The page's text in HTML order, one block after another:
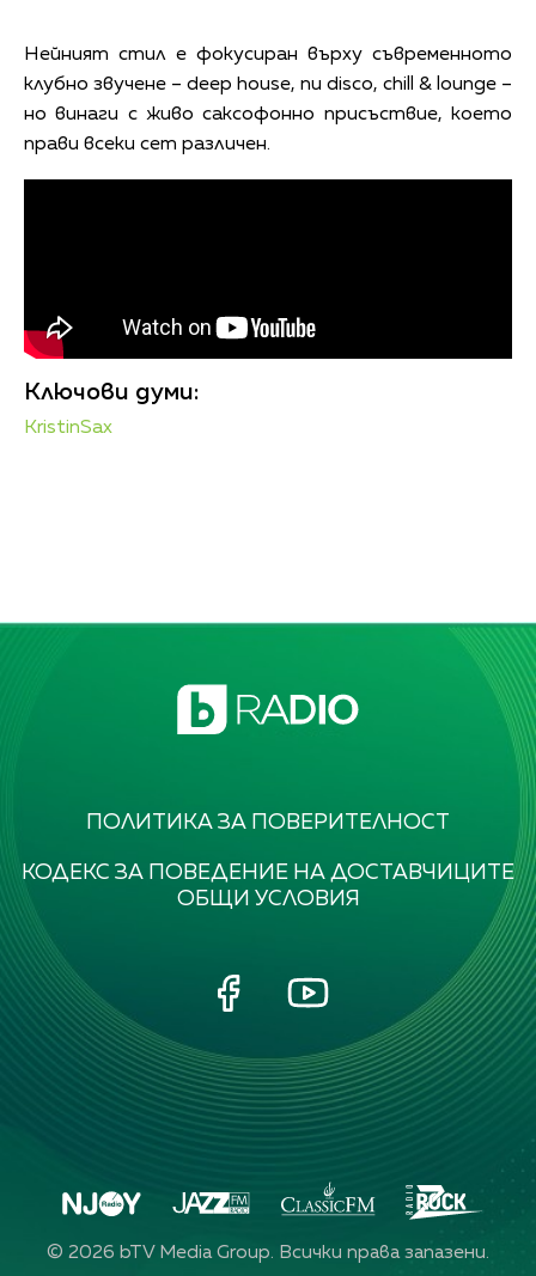
Нейният стил е фокусиран върху съвременното
клубно звучене – deep house, nu disco, chill & lounge –
но винаги с живо саксофонно присъствие, което
прави всеки сет различен.
Ключови думи:
KristinSax
ПОЛИТИКА ЗА ПОВЕРИТЕЛНОСТ
КОДЕКС ЗА ПОВЕДЕНИЕ НА ДОСТАВЧИЦИТЕ
ОБЩИ УСЛОВИЯ
© 2026 bTV Media Group. Всички права запазени.